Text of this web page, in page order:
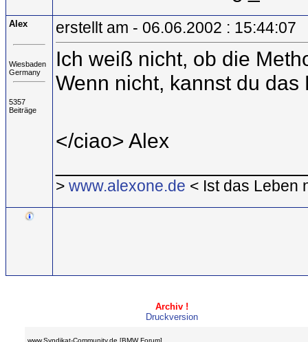
Alex
Wiesbaden
Germany
5357
Beiträge
erstellt am - 06.06.2002 : 15:44:07
Ich weiß nicht, ob die
Wenn nicht, kannst du
</ciao> Alex
> www.alexone.de < Ist das Leben
Archiv !
Druckversion
www.Syndikat-Community.de [BMW Forum]